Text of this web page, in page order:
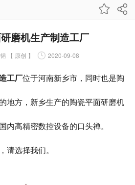
磨机生产制造工厂
【 原创 】 2020-09-08
工厂位于河南新乡市，同时也是陶
地方，新乡生产的陶瓷平面研磨机
内高精密数控设备的口头禅。
，请选择我们。